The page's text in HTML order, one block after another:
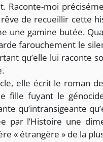
Raconte-moi
de recueillir cette
une gamine butée.
farouchement le
qu’elle lui raconte
elle écrit le roman
fille fuyant le
qu’intransigeante
par l’Histoire une
« étrangère » de la